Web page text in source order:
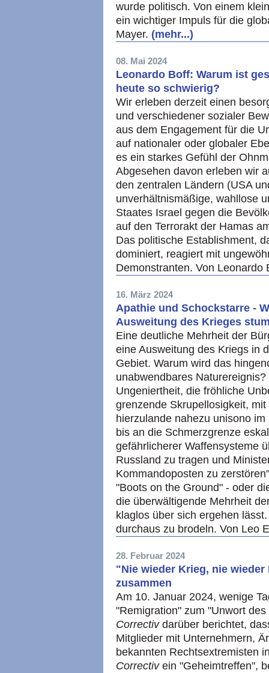
wurde politisch. Von einem
ein wichtiger Impuls für die
Mayer. (mehr...)
08. Mai 2024
Leonardo Boff: Warum ist
heute so schwierig?
Wir erleben derzeit einen
und verschiedener sozialer
aus dem Engagement für die
auf nationaler oder globaler
es ein starkes Gefühl der
Abgesehen davon erleben wir
den zentralen Ländern (USA
unverhältnismäßige, wahllose
Staates Israel gegen die
auf den Terrorakt der Hamas
Das politische Establishment,
dominiert, reagiert mit
Demonstranten. Von Leonardo
16. März 2024
Apathie und Schockstarre -
Ausweitung des Krieges
Eine deutliche Mehrheit der
eine Ausweitung des Kriegs in
Gebiet. Warum wird das
unabwendbares
Ungeniertheit, die fröhliche
grenzende Skrupellosigkeit,
hierzulande nahezu unisono
bis an die Schmerzgrenze
gefährlicherer Waffensysteme
Russland zu tragen und
Kommandoposten zu
"Boots on the Ground" - oder
die überwältigende Mehrheit
klaglos über sich ergehen
durchaus zu brodeln. Von Leo
28. Februar 2024
"Nie wieder Krieg, nie
zusammen
Am 10. Januar 2024, wenige
"Remigration" zum "Unwort
Correctivdarüber berichtet,
Mitglieder mit Unternehmern,
bekannten Rechtsextremisten
Correctivein "Geheimtreffen",